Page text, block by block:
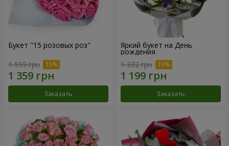
Букет "15 розовых роз"
1 599 грн
Заказать
Яркий букет на День
рождения
1 332 грн
Заказать